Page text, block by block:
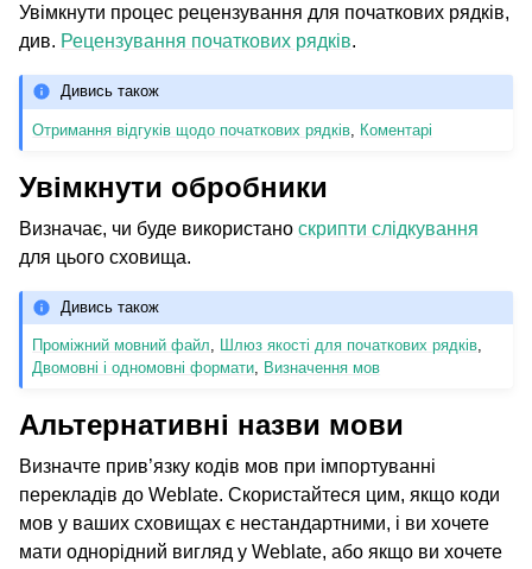
Увімкнути процес рецензування для початкових рядків,
див. Рецензування початкових рядків.
Дивись також
Отримання відгуків щодо початкових рядків Коментарі
Увімкнути обробники
Визначає, чи буде використано скрипти слідкування
для цього сховища.
Дивись також
Проміжний мовний файл, Шлюз якості для початкових рядків,
Двомовні і одномовні формати, Визначення мов
Альтернативні назви мови
Визначте прив’язку кодів мов при імпортуванні
перекладів до Weblate. Скористайтеся цим, якщо коди
мов у ваших сховищах є нестандартними, і ви хочете
мати однорідний вигляд у Weblate, або якщо ви хочете